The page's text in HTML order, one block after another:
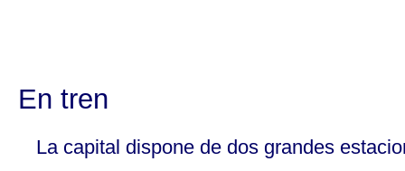
En tren
La capital dispone de dos grandes